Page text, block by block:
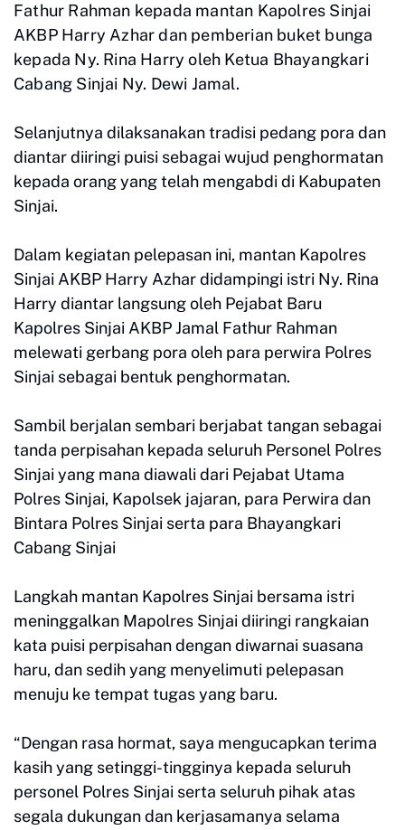
Fathur Rahman kepada mantan Kapolres Sinjai
AKBP Harry Azhar dan pemberian buket bunga
kepada Ny. Rina Harry oleh Ketua Bhayangkari
Cabang Sinjai Ny. Dewi Jamal.
Selanjutnya dilaksanakan tradisi pedang pora dan
diantar diiringi puisi sebagai wujud penghormatan
kepada orang yang telah mengabdi di Kabupaten
Sinjai.
Dalam kegiatan pelepasan ini, mantan Kapolres
Sinjai AKBP Harry Azhar didampingi istri Ny. Rina
Harry diantar langsung oleh Pejabat Baru
Kapolres Sinjai AKBP Jamal Fathur Rahman
melewati gerbang pora oleh para perwira Polres
Sinjai sebagai bentuk penghormatan.
Sambil berjalan sembari berjabat tangan sebagai
tanda perpisahan kepada seluruh Personel Polres
Sinjai yang mana diawali dari Pejabat Utama
Polres Sinjai, Kapolsek jajaran, para Perwira dan
Bintara Polres Sinjai serta para Bhayangkari
Cabang Sinjai
Langkah mantan Kapolres Sinjai bersama istri
meninggalkan Mapolres Sinjai diiringi rangkaian
kata puisi perpisahan dengan diwarnai suasana
haru, dan sedih yang menyelimuti pelepasan
menuju ke tempat tugas yang baru.
“Dengan rasa hormat, saya mengucapkan terima
kasih yang setinggi-tingginya kepada seluruh
personel Polres Sinjai serta seluruh pihak atas
segala dukungan dan kerjasamanya selama